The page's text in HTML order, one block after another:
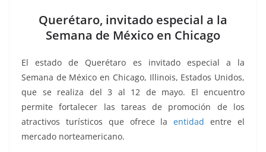
e
b
o
o
k
er l s
A
p
p
e
n
g
er
gr
a
m
p
ar
tir
Querétaro, invitado especial a la
Semana de México en Chicago
El estado de Querétaro es invitado especial a la
Semana de México en Chicago, Illinois, Estados Unidos,
que se realiza del 3 al 12 de mayo. El encuentro
permite fortalecer las tareas de promoción de los
atractivos turísticos que ofrece laentidad entre el
mercado norteamericano.